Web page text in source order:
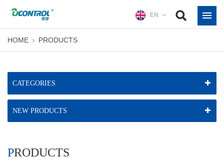
EN
HOME PRODUCTS
CATEGORIES
NEW PRODUCTS
PRODUCTS